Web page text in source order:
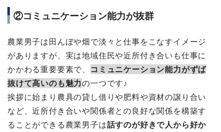
②コミュニケーション能力が抜群
農業男子は田んぼや畑で淡々と仕事をこなすイメージ
がありますが、実は地域住民や近所付き合いも仕事に
かかわる重要要素で、 コミュニケーション能力がずば
抜けて高いのも魅力の一つです♪
挨拶に始まり農具の貸し借りや肥料や資材の譲り合い
など、近所付き合いや関係者との良好な関係を構築す
ることができる農業男子は話すのが好きで人から好か